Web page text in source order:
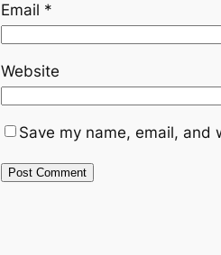
Email *
Website
Save my name, email,